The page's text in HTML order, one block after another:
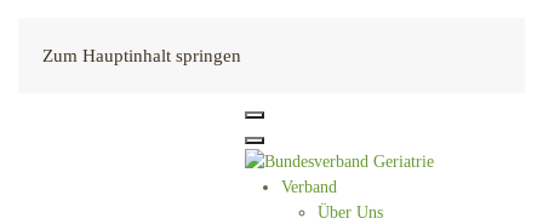
Zum Hauptinhalt springen
Verband
Über Uns